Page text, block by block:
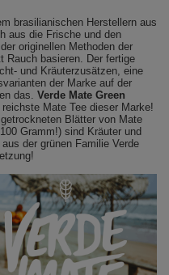
brasilianischen Herstellern aus
aus die Frische und den
originellen Methoden der
Rauch basieren. Der fertige
und Kräuterzusätzen, eine
der Marke auf der
das. Verde Mate Green
Mate Tee dieser Marke!
Blätter von Mate
Gramm!) sind Kräuter und
der grünen Familie Verde